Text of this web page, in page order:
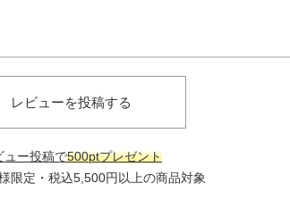
レビューを投稿する
ュー投稿で500ptプレゼント
限定・税込5,500円以上の商品対象